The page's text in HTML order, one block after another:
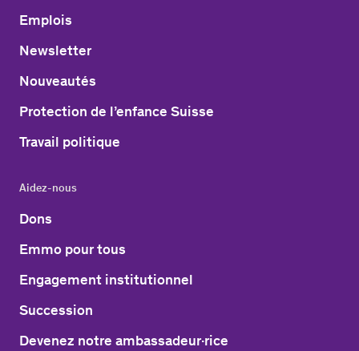
Emplois
Newsletter
Nouveautés
Protection de l’enfance Suisse
Travail politique
Aidez-nous
Dons
Emmo pour tous
Engagement institutionnel
Succession
Devenez notre ambassadeur·rice